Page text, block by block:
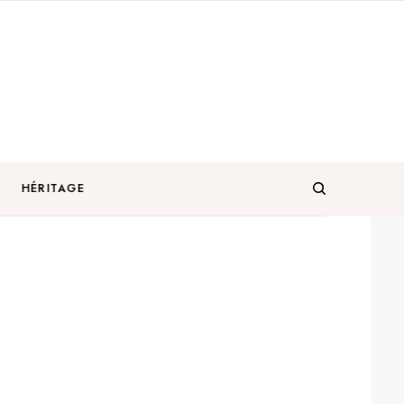
HÉRITAGE